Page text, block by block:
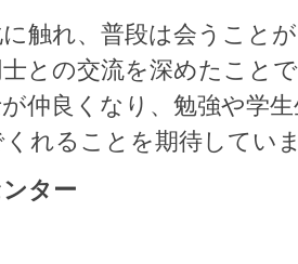
に触れ、普段は会うこと
との交流を深めたこと
仲良くなり、勉強や学
れることを期待してい
ター